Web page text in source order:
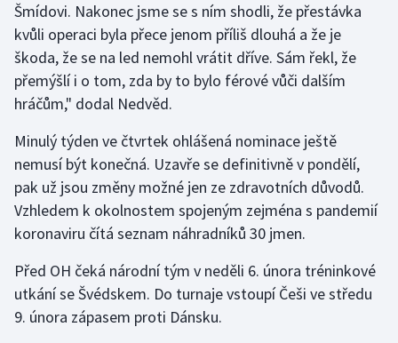
Lezení
Lyže a snowboard
Moderní pětiboj
Motorsport
Olympijské hry
Parasport
Plavání
Plážový volejbal
Šmídovi. Nakonec jsme se s ním shodli, že přestávka
kvůli operaci byla přece jenom příliš dlouhá a že je
škoda, že se na led nemohl vrátit dříve. Sám řekl, že
přemýšlí i o tom, zda by to bylo férové vůči dalším
hráčům," dodal Nedvěd.
Minulý týden ve čtvrtek ohlášená nominace ještě
nemusí být konečná. Uzavře se definitivně v pondělí,
pak už jsou změny možné jen ze zdravotních důvodů.
Vzhledem k okolnostem spojeným zejména s pandemií
koronaviru čítá seznam náhradníků 30 jmen.
Před OH čeká národní tým v neděli 6. února tréninkové
utkání se Švédskem. Do turnaje vstoupí Češi ve středu
9. února zápasem proti Dánsku.